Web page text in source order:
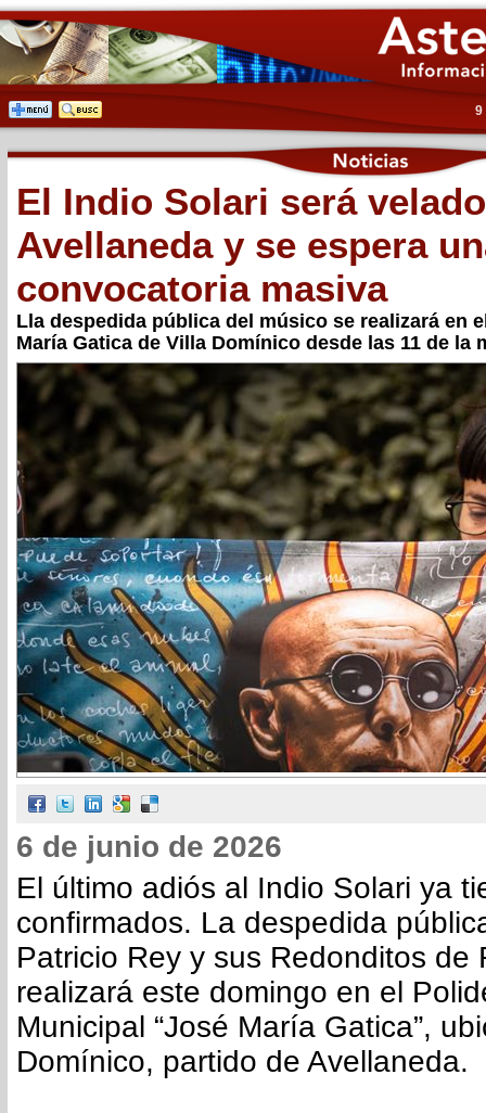
9
El Indio Solari será
Avellaneda y se espera
convocatoria masiva
Lla despedida pública del músico se realizará en
María Gatica de Villa Domínico desde las 11 de la
6 de junio de 2026
El último adiós al Indio Solari ya
confirmados. La despedida
Patricio Rey y sus Redonditos de
realizará este domingo en el
Municipal “José María Gatica”,
Domínico, partido de Avellaneda.